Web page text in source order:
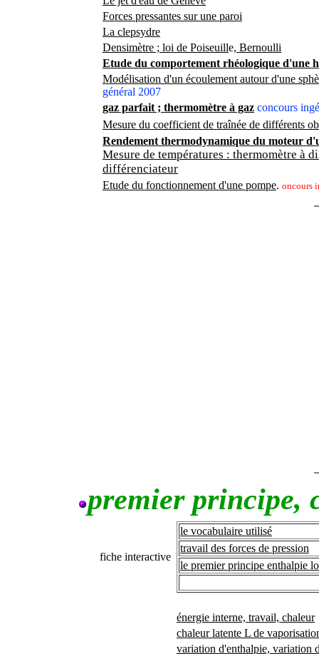
Forces pressantes sur une paroi
La clepsydre
Densimètre ; loi de Poiseuille, Bernoulli
Etude du comportement rhéologique d'une
Modélisation d'un écoulement autour d'une
général 2007
gaz parfait ; thermomètre à gaz concours
Mesure du coefficient de traînée de différents
Rendement thermodynamique du moteur
Mesure de températures : thermomètre à
différenciateur
Etude du fonctionnement d'une pompe. oncours
premier principe,
fiche interactive
le vocabulaire utilisé
travail des forces de pression
le premier principe enthalpie
énergie interne, travail, chaleur
chaleur latente L de
variation d'enthalpie, variation